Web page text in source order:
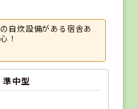
自炊設備がある宿舎あ
！
中型